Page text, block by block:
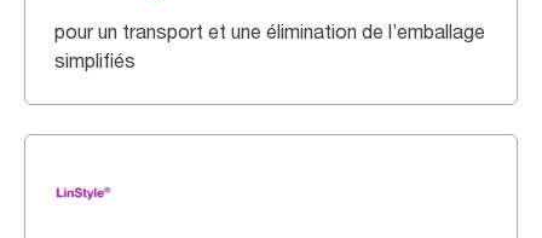
pour un transport et une élimination de l’emballage
simplifiés